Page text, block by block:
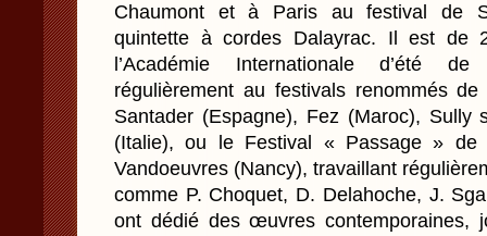
Chaumont et à Paris au festival de
quintette à cordes Dalayrac. Il est de
l’Académie Internationale d’été
régulièrement au festivals renommés de
Santader (Espagne), Fez (Maroc), Sully
(Italie), ou le Festival « Passage » de
Vandoeuvres (Nancy), travaillant
comme P. Choquet, D. Delahoche, J.
ont dédié des œuvres contemporaines,